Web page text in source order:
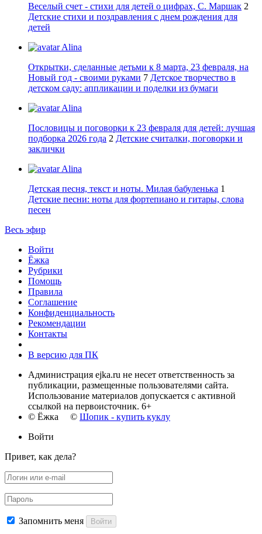
Веселый счет - стихи для детей о цифрах, С. Маршак 2
Детские стихи и поздравления с днем рождения для
детей
Alina
Открытки, сделанные детьми к 8 марта, 23 февраля, на
Новый год - своими руками 7 Детское творчество в
детском саду: аппликации и поделки из бумаги
Alina
Пословицы и поговорки к 23 февраля для детей: лучшая
подборка 2026 года 2 Детские считалки, поговорки и
заклички
Alina
Детская песня, текст и ноты. Милая бабуленька 1
Детские песни: ноты для фортепиано и гитары, слова
песен
Весь эфир
Войти
Ёжка
Рубрики
Помощь
Правила
Соглашение
Конфиденциальность
Рекомендации
Контакты
В версию для ПК
Администрация ejka.ru не несет ответственность за
публикации, размещенные пользователями сайта.
Использование материалов допускается с активной
ссылкой на первоисточник. 6+
© Ёжка © Шопик - купить куклу
Войти
Привет, как дела?
Запомнить меня Войти